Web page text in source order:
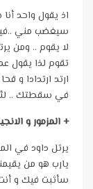
اذ يقول واحد
سيغضب مني
لا يقوم .. ومن
تقوم لذا يقول
ارتد ارتدادا و
في سقطتك ..
+ المزمور و
يرتل داود في
يارب هو من
سأثبت فيك و